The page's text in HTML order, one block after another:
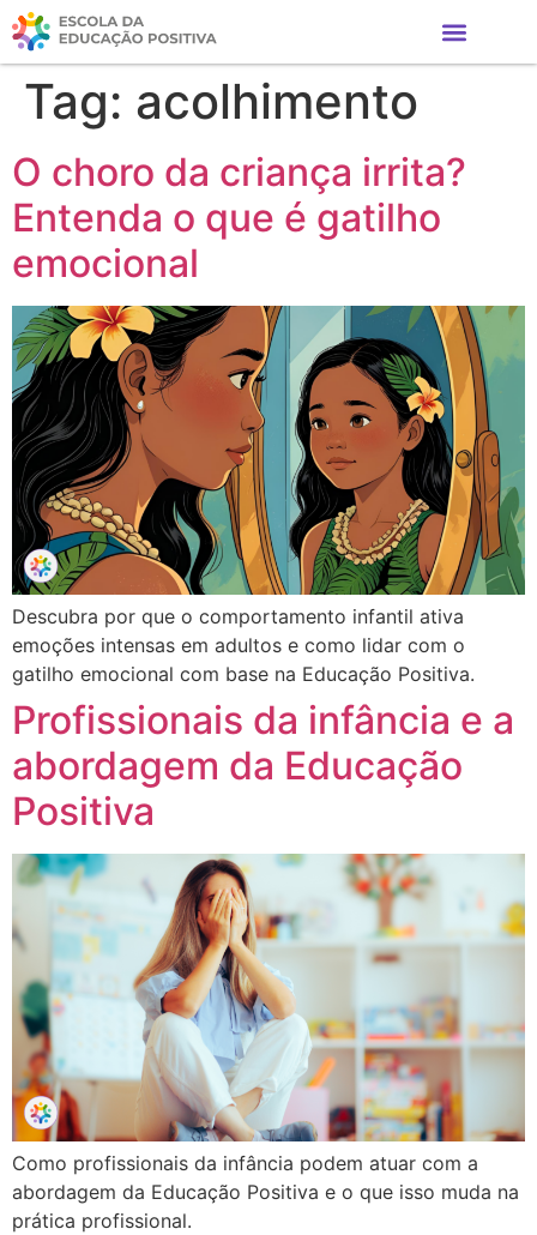
Tag: acolhimento
O choro da criança irrita?
Entenda o que é gatilho
emocional
Descubra por que o comportamento infantil ativa
emoções intensas em adultos e como lidar com o
gatilho emocional com base na Educação Positiva.
Profissionais da infância e a
abordagem da Educação
Positiva
Como profissionais da infância podem atuar com a
abordagem da Educação Positiva e o que isso muda na
prática profissional.